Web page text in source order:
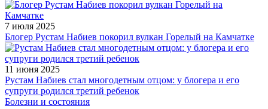
7 июля 2025
Блогер Рустам Набиев покорил вулкан Горелый на Камчатке
11 июня 2025
Рустам Набиев стал многодетным отцом: у блогера и его
супруги родился третий ребенок
Болезни и состояния